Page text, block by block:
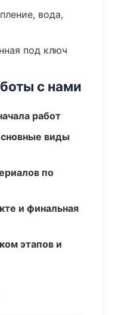
вода,
под ключ
с нами
работ
виды
по
и финальная
этапов и